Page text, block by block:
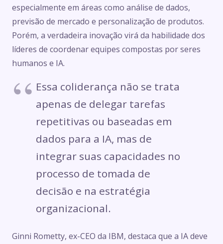
especialmente em áreas como análise de dados,
previsão de mercado e personalização de produtos.
Porém, a verdadeira inovação virá da habilidade dos
líderes de coordenar equipes compostas por seres
humanos e IA.
Essa coliderança não se trata
apenas de delegar tarefas
repetitivas ou baseadas em
dados para a IA, mas de
integrar suas capacidades no
processo de tomada de
decisão e na estratégia
organizacional.
Ginni Rometty, ex-CEO da IBM, destaca que a IA deve